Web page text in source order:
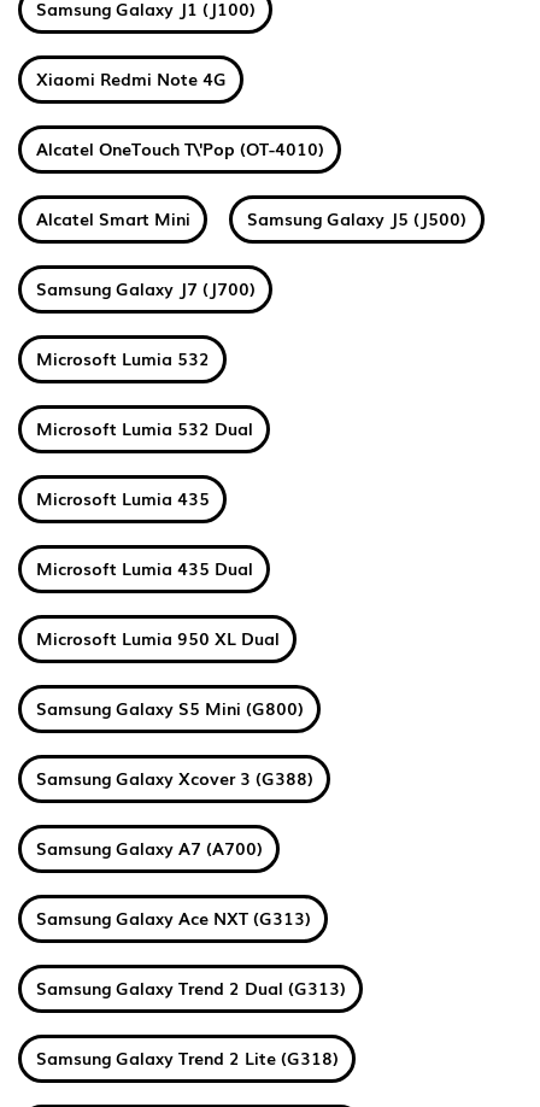
Samsung Galaxy J1 (J100)
Xiaomi Redmi Note 4G
Alcatel OneTouch T\'Pop (OT-4010)
Alcatel Smart Mini Samsung Galaxy J5 (J500)
Samsung Galaxy J7 (J700)
Microsoft Lumia 532
Microsoft Lumia 532 Dual
Microsoft Lumia 435
Microsoft Lumia 435 Dual
Microsoft Lumia 950 XL Dual
Samsung Galaxy S5 Mini (G800)
Samsung Galaxy Xcover 3 (G388)
Samsung Galaxy A7 (A700)
Samsung Galaxy Ace NXT (G313)
Samsung Galaxy Trend 2 Dual (G313)
Samsung Galaxy Trend 2 Lite (G318)